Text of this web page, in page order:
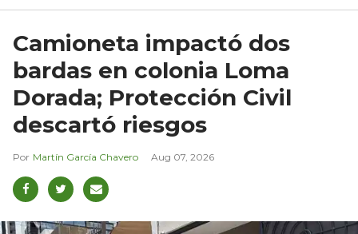
Camioneta impactó dos
bardas en colonia Loma
Dorada; Protección Civil
descartó riesgos
Martín García Chavero Aug 07, 2026